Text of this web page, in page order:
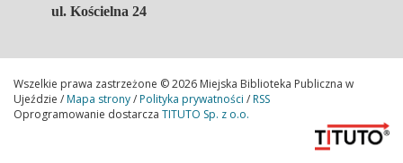
ul. Kościelna 24
Wszelkie prawa zastrzeżone © 2026 Miejska Biblioteka Publiczna w
Ujeździe /Mapa strony/Polityka prywatności /RSS
Oprogramowanie dostarcza TITUTO Sp. z o.o.